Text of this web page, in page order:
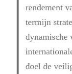
rendement
termijn
dynamische
doel de